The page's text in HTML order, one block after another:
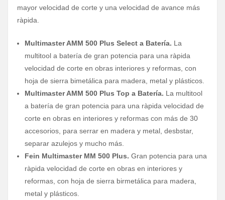
mayor velocidad de corte y una velocidad de avance más
ràpida.
Multimaster AMM 500 Plus Select a Batería. La
multitool a batería de gran potencia para una ràpida
velocidad de corte en obras interiores y reformas, con
hoja de sierra bimetálica para madera, metal y plásticos.
Multimaster AMM 500 Plus Top a Batería. La multitool
a batería de gran potencia para una ràpida velocidad de
corte en obras en interiores y reformas con más de 30
accesorios, para serrar en madera y metal, desbstar,
separar azulejos y mucho más.
Fein Multimaster MM 500 Plus. Gran potencia para una
ràpida velocidad de corte en obras en interiores y
reformas, con hoja de sierra birmetálica para madera,
metal y plásticos.